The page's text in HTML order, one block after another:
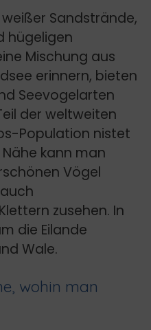
Sandstrände,
hügeligen
Mischung aus
erinnern, bieten
Seevogelarten
der weltweiten
Population nistet
kann man
Vögel
zusehen. In
die Eilande
Wale.
wohin man